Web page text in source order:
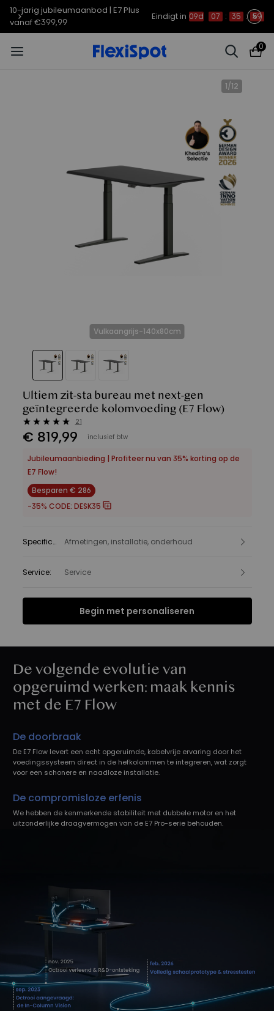
10-jarig jubileumaanbod | E7 Plus
vanaf €399,99
Eindigt in 09d 07 : 35 : 57
0
1/12
Vulkaangrijs-140x80cm
Ultiem zit-sta bureau met next-gen
geïntegreerde kolomvoeding (E7 Flow)
21
€ 819,99 inclusief btw
Jubileumaanbieding | Profiteer nu van 35% korting op de
E7 Flow!
Besparen € 286
-35% CODE: DESK35
Specificatie :
Afmetingen, installatie, onderhoud
Service: Service
Begin met personaliseren
Specificatie FAQ
De volgende evolutie van
opgeruimd werken: maak kennis
met de E7 Flow
De doorbraak
De E7 Flow levert een echt opgeruimde, kabelvrije ervaring door het
voedingssysteem direct in de hefkolommen te integreren, wat zorgt
voor een schonere en naadloze installatie.
De compromisloze erfenis
We hebben de kenmerkende stabiliteit met dubbele motor en het
uitzonderlijke draagvermogen van de E7 Pro-serie behouden.